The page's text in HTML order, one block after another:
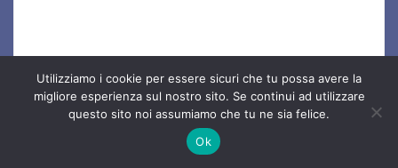
Utilizziamo i cookie per essere sicuri che tu possa avere la
migliore esperienza sul nostro sito. Se continui ad utilizzare
questo sito noi assumiamo che tu ne sia felice.
Ok